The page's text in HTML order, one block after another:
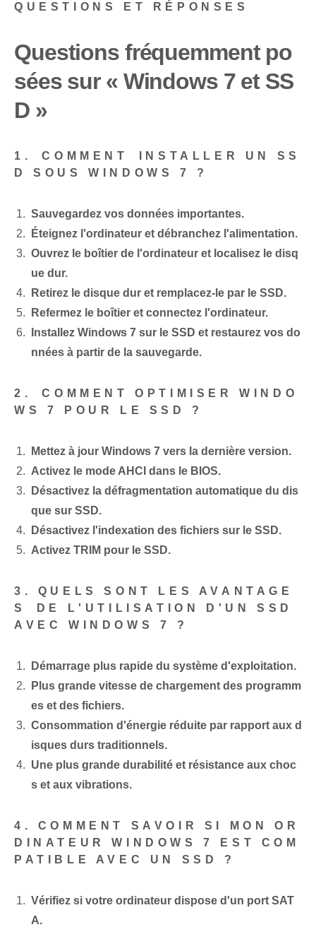
QUESTIONS ET RÉPONSES
Questions fréquemment po
sées sur « Windows 7 et SS
D »
1.⁢ COMMENT⁤ INSTALLER UN SS
D SOUS WINDOWS 7 ?
Sauvegardez vos données importantes.
Éteignez l'ordinateur‌ et débranchez l'alimentation.
Ouvrez le boîtier de l'ordinateur et localisez le disq
ue dur.
Retirez le disque dur ⁤et remplacez-le par le SSD.
Refermez le boîtier et connectez l'ordinateur.
Installez Windows 7 sur le ⁢SSD et restaurez ⁤vos do
nnées ‌à partir de la sauvegarde.
2. ⁢COMMENT OPTIMISER WINDO
WS 7 POUR LE SSD ?
Mettez à jour Windows 7 vers la dernière version.
Activez le mode AHCI dans le BIOS.
Désactivez la défragmentation automatique du dis
que sur SSD.
Désactivez l'indexation des fichiers sur le SSD.
Activez TRIM pour le SSD.
3. QUELS SONT LES AVANTAGE
S⁢ DE L'UTILISATION D'UN SSD
AVEC WINDOWS 7 ?
Démarrage plus rapide⁤ du système d'exploitation.
Plus grande vitesse de chargement des programm
es et des fichiers.
⁢Consommation d'énergie⁢ réduite par rapport aux d
isques durs traditionnels⁢.
Une plus grande durabilité et résistance aux choc
s et aux vibrations.
4. COMMENT SAVOIR SI MON OR
DINATEUR WINDOWS 7‍ EST COM
PATIBLE AVEC UN SSD ?
Vérifiez si votre ordinateur dispose d'un port SAT
A.